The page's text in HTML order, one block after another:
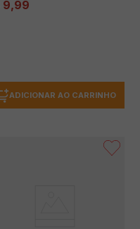
9,99
ADICIONAR AO CARRINHO